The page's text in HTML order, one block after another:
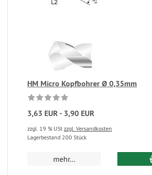
HM Micro Kopfbohrer Ø 0,35mm
3,63 EUR - 3,90 EUR
zzgl. 19 % USt zzgl. Versandkosten
Lagerbestand 200 Stück
mehr...